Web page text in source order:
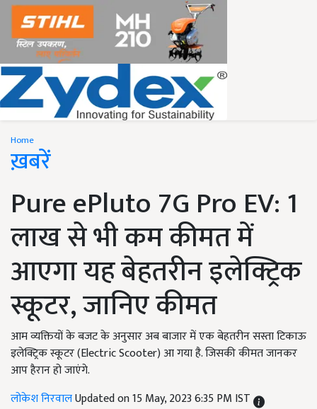
Home
ख़बरें
Pure ePluto 7G Pro EV: 1
लाख से भी कम कीमत में
आएगा यह बेहतरीन इलेक्ट्रिक
स्कूटर, जानिए कीमत
आम व्यक्तियों के बजट के अनुसार अब बाजार में एक बेहतरीन सस्ता टिकाऊ
इलेक्ट्रिक स्कूटर (Electric Scooter) आ गया है. जिसकी कीमत जानकर
आप हैरान हो जाएंगे.
लोकेश निरवालUpdated on 15 May, 2023 6:35 PM IST